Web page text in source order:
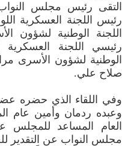
التقى رئيس مجلس
رئيس اللجنة العسكرية
اللجنة الوطنية لشؤون
رئيسي اللجنة
الوطنية لشؤون الأسرى
صلاح علي.
وفي اللقاء الذي حضره
وعبده ردمان وأمين عام
العام المساعد للمجلس
مجلس النواب عن التقدير